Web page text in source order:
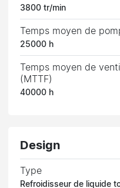
3800 tr/min
Temps moyen de
25000 h
Temps moyen de
(MTTF)
40000 h
Design
Type
Refroidisseur de liquide